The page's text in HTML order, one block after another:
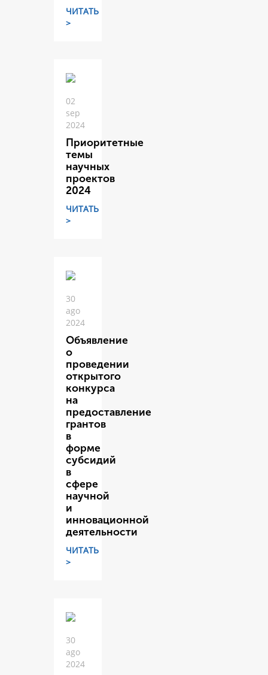
ЧИТАТЬ
>
02
sep
2024
Приоритетные
темы
научных
проектов
2024
ЧИТАТЬ
>
30
ago
2024
Объявление
о
проведении
открытого
конкурса
на
предоставление
грантов
в
форме
субсидий
в
сфере
научной
и
инновационной
деятельности
ЧИТАТЬ
>
30
ago
2024